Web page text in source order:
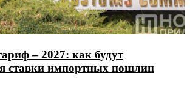
– 2027: как будут
ставки импортных пошлин